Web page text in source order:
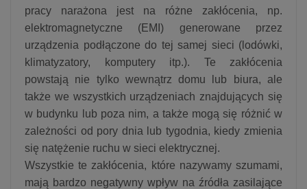
pracy narażona jest na różne zakłócenia, np.
elektromagnetyczne (EMI) generowane przez
urządzenia podłączone do tej samej sieci (lodówki,
klimatyzatory, komputery itp.). Te zakłócenia
powstają nie tylko wewnątrz domu lub biura, ale
także we wszystkich urządzeniach znajdujących się
w budynku lub poza nim, a także mogą się różnić w
zależności od pory dnia lub tygodnia, kiedy zmienia
się natężenie ruchu w sieci elektrycznej.
Wszystkie te zakłócenia, które nazywamy szumami,
mają bardzo negatywny wpływ na źródła zasilające